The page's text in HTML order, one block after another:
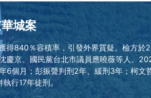
城案
得840％容積率，引發外界質疑。檢方於
慶京、國民黨台北市議員應曉薇等人。
6個月；彭振聲判刑2年、緩刑3年；柯文
行17年徒刑。